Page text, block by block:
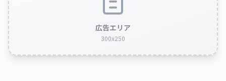
広告エリア
300x250